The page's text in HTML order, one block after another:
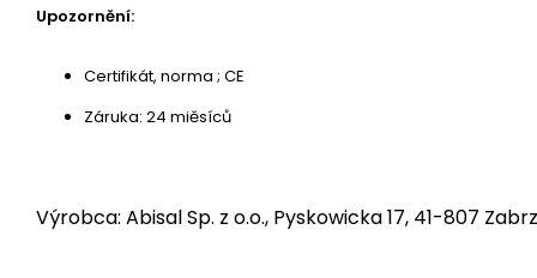
Upozornění:
Certifikát, norma ; CE
Záruka: 24 miěsíců
Výrobca: Abisal Sp. z o.o., Pyskowicka 17, 41-807